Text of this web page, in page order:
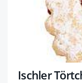
Ischler